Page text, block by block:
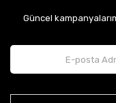
Güncel